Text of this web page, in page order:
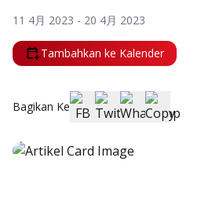
11 4月 2023 - 20 4月 2023
Tambahkan ke Kalender
Bagikan Ke